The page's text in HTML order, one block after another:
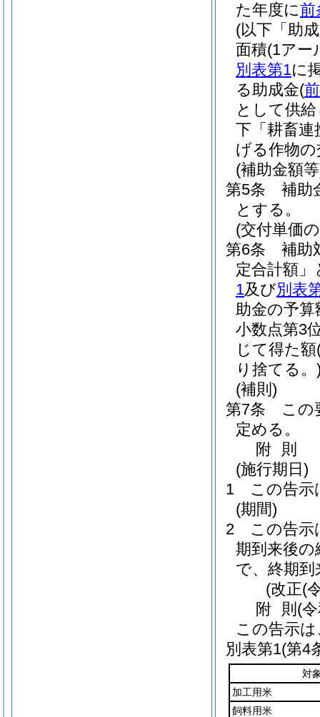
た年度に前
(以下「助
面積(1アー
別表第1に
る助成金(
として供
下「耕畜連
げる作物
(補助金額
第5条
補助
とする。
(交付単価
第6条
補助
定合計額
1及び別表
助金の予
小数点第3
じて得た額
り捨てる。
(補則)
第7条
この
定める。
附 則
(施行期日)
1
この告示
(期間)
2
この告示
期到来後
で、終期
(改正(
附 則 (
この告示
別表第1(第4
対
加工用米
飼料用米